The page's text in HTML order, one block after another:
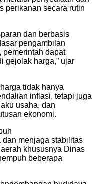
perikanan secara rutin
dan berbasis
pengambilan
pemerintah dapat
gejolak harga,” ujar
tidak hanya
inflasi, tetapi juga
usaha, dan
ekonomi.
dan menjaga stabilitas
khususnya Dinas
beberapa